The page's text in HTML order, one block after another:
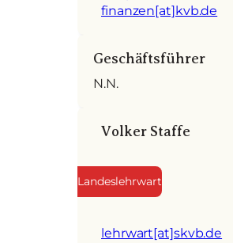
finanzen[at]kvb.de
Geschäftsführer
N.N.
Volker Staffe
Landeslehrwart
lehrwart[at]skvb.de